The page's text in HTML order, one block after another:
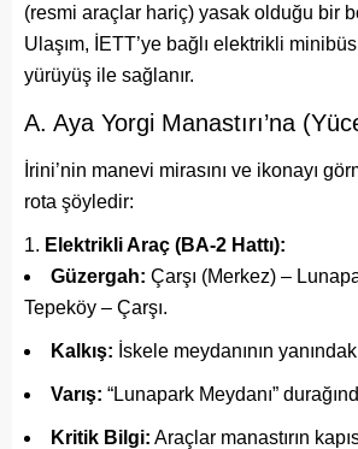
(resmi araçlar hariç) yasak olduğu bir
Ulaşım, İETT’ye bağlı elektrikli
yürüyüş ile sağlanır.
A. Aya Yorgi Manastırı’na
İrini’nin manevi mirasını ve ikonayı
rota şöyledir:
Elektrikli Araç (BA-2 Hattı):
Güzergah: Çarşı (Merkez) –
Tepeköy – Çarşı.
Kalkış: İskele meydanının
Varış: “Lunapark Meydanı”
Kritik Bilgi: Araçlar manastırın